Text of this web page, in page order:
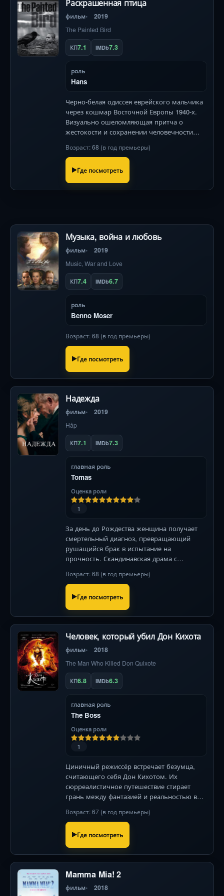
Раскрашенная птица
фильм 2019
The Painted Bird
КП7.1 IMDb7.3
роль
Hans
Черно-белая одиссея еврейского мальчика
через кошмар Восточной Европы 1940-х.
Визуально ошеломляющая притча о
жестокости и сохранении человечности
Возраст: 68 (в год премьеры)
Где посмотреть
Музыка, война и любовь
фильм 2019
Music, War and Love
КП7.4 IMDb6.7
роль
Benno Moser
Возраст: 68 (в год премьеры)
Где посмотреть
Надежда
фильм 2019
Håp
КП7.1 IMDb7.3
главная роль
Tomas
Оценка роли
1
За день до Рождества женщина получает
смертельный диагноз, превращающий
рушащийся брак в испытание на
прочность. Скандинавская драма с
Возраст: 68 (в год премьеры)
Где посмотреть
Человек, который убил Дон Кихота
фильм 2018
The Man Who Killed Don Quixote
КП6.8 IMDb6.3
главная роль
The Boss
Оценка роли
1
Циничный режиссёр встречает безумца,
считающего себя Дон Кихотом. Их
сюрреалистичное путешествие стирает
грань между фантазией и реальностью в
Возраст: 67 (в год премьеры)
Где посмотреть
Mamma Mia! 2
фильм 2018